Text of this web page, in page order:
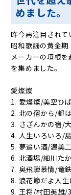
めました。
昨今再注目されて
昭和歌謡の黄金
メーカーの垣根
を集めました。
愛燦燦
1. 愛燦燦/美空ひ
2. 北の宿から/都
3. さざんかの宿/
4. 人生いろいろ/
5. 夢追い酒/渥美
6. 北酒場/細川た
7. 奥飛騨慕情/竜
8. 浪花節だよ人
9. 王将/村田英